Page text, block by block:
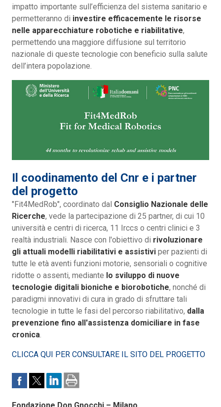
impatto importante sull’efficienza del sistema sanitario e
permetteranno di investire efficacemente le risorse
nelle apparecchiature robotiche e riabilitative,
permettendo una maggiore diffusione sul territorio
nazionale di queste tecnologie con beneficio sulla salute
dell’intera popolazione.
Il coodinamento del Cnr e i partner
del progetto
"Fit4MedRob", coordinato dal Consiglio Nazionale delle
Ricerche, vede la partecipazione di 25 partner, di cui 10
università e centri di ricerca, 11 Irccs o centri clinici e 3
realtà industriali. Nasce con l'obiettivo di rivoluzionare
gli attuali modelli riabilitativi e assistivi per pazienti di
tutte le età aventi funzioni motorie, sensoriali o cognitive
ridotte o assenti, mediante lo sviluppo di nuove
tecnologie digitali bioniche e biorobotiche, nonché di
paradigmi innovativi di cura in grado di sfruttare tali
tecnologie in tutte le fasi del percorso riabilitativo, dalla
prevenzione fino all'assistenza domiciliare in fase
cronica.
CLICCA QUI PER CONSULTARE IL SITO DEL PROGETTO